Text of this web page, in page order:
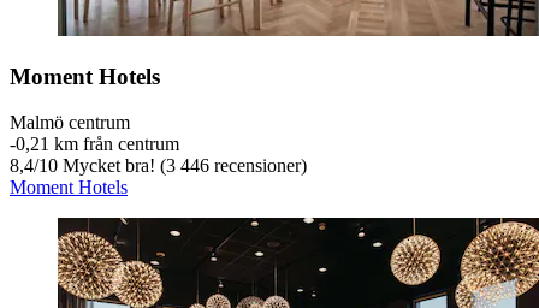
Moment Hotels
Malmö centrum
‐0,21 km från centrum
8,4/10 Mycket bra! (3 446 recensioner)
Moment Hotels